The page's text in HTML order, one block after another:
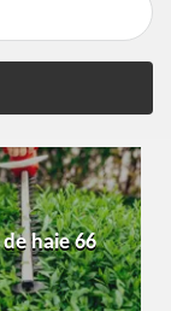
haie 66